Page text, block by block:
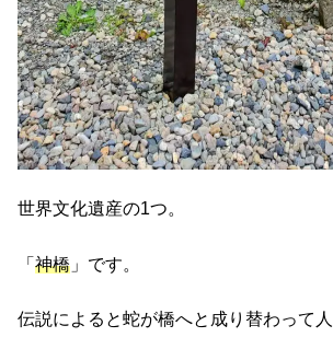
世界文化遺産の1つ。
「 神橋 」です。
伝説によると蛇が橋へと成り替わって